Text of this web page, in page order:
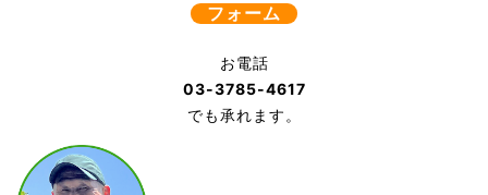
フォーム
お電話
03-3785-4617
でも承れます。